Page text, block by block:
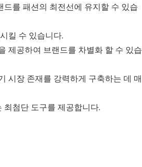
를 패션의 최전선에 유지할 수 있습
킬 수 있습니다.
제공하여 브랜드를 차별화 할 수 있습
시장 존재를 강력하게 구축하는 데 매
첨단 도구를 제공합니다.